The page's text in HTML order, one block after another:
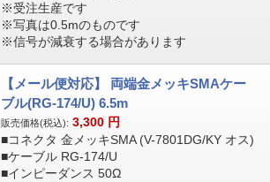
※受注生産です
※写真は0.5mのものです
※信号が減衰する場合があります
【メール便対応】 両端金メッキSMAケー
ブル(RG-174/U) 6.5m
販売価格(税込): 3,300 円
■コネクタ 金メッキSMA (V-7801DG/KY オス)
■ケーブル RG-174/U
■インピーダンス 50Ω